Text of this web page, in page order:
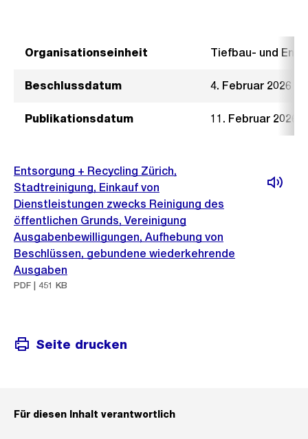
Organisationseinheit Tiefbau- und
Beschlussdatum 4. Februar 2026
Publikationsdatum 11. Februar 2026
Entsorgung + Recycling Zürich,
Stadtreinigung, Einkauf von
Dienstleistungen zwecks Reinigung des
öffentlichen Grunds, Vereinigung
Ausgabenbewilligungen, Aufhebung von
Beschlüssen, gebundene wiederkehrende
Ausgaben
PDF | 451 KB
Seite drucken
Für diesen Inhalt verantwortlich